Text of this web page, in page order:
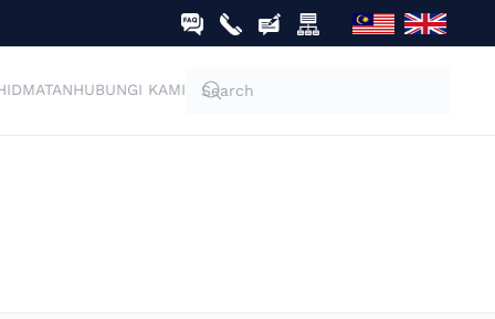
HUBUNGI KAMI